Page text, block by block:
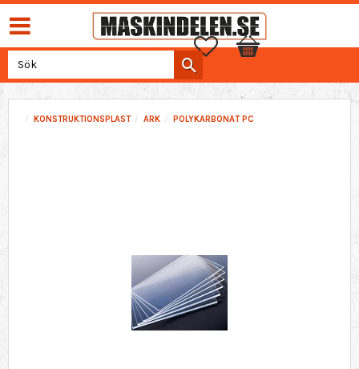
Favoriter
Kundvagn
KONSTRUKTIONSPLAST ARK POLYKARBONAT PC